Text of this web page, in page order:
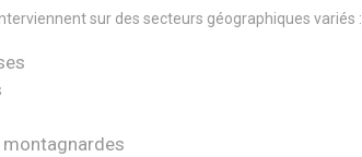
sur des secteurs géographiques variés :